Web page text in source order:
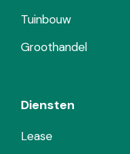
Tuinbouw
Groothandel
Diensten
Lease